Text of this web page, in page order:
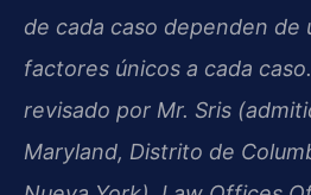
de cada caso dependen de
factores únicos a cada
revisado por Mr. Sris
Maryland, Distrito de